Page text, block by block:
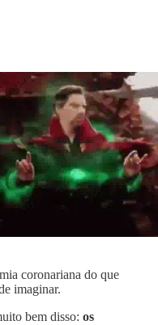
coronariana do que
imaginar.
bem disso: os